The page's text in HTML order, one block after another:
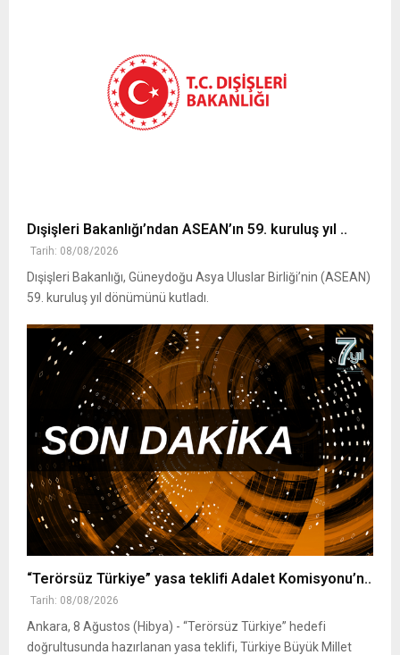
Dışişleri Bakanlığı’ndan ASEAN’ın 59. kuruluş yıl ..
Tarih: 08/08/2026
Dışişleri Bakanlığı, Güneydoğu Asya Uluslar Birliği’nin (ASEAN)
59. kuruluş yıl dönümünü kutladı.
“Terörsüz Türkiye” yasa teklifi Adalet Komisyonu’n..
Tarih: 08/08/2026
Ankara, 8 Ağustos (Hibya) - “Terörsüz Türkiye” hedefi
doğrultusunda hazırlanan yasa teklifi, Türkiye Büyük Millet